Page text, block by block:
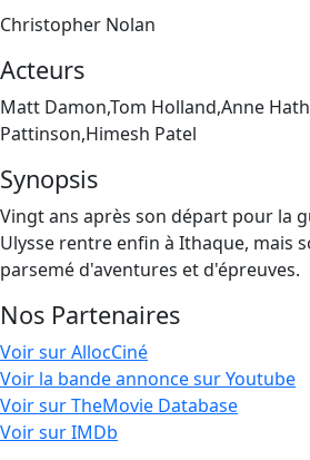
Christopher Nolan
Acteurs
Matt Damon,Tom Holland,Anne
Pattinson,Himesh Patel
Synopsis
Vingt ans après son départ pour la
Ulysse rentre enfin à Ithaque, mais
parsemé d'aventures et d'épreuves.
Nos Partenaires
Voir sur AllocCiné
Voir la bande annonce sur Youtube
Voir sur TheMovie Database
Voir sur IMDb